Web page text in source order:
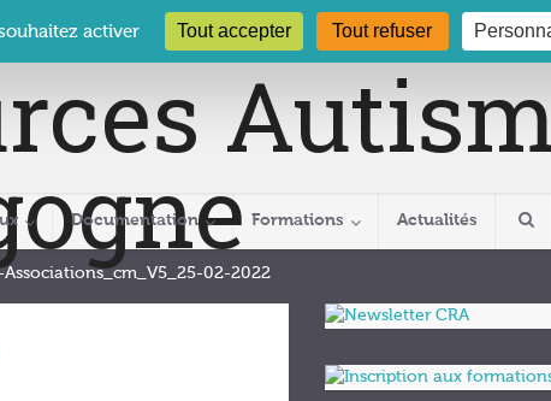
– 21 000 DIJON cra@crabourgogne.org 03 80 29 54 19
Documentation Formations Actualités
02-2022
activer Tout accepter Tout refuser